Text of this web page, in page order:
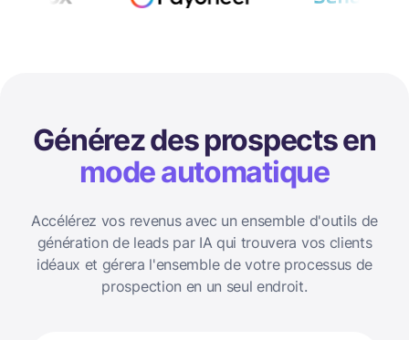
Générez des prospects en
mode automatique
Accélérez vos revenus avec un ensemble d'outils de
génération de leads par IA qui trouvera vos clients
idéaux et gérera l'ensemble de votre processus de
prospection en un seul endroit.